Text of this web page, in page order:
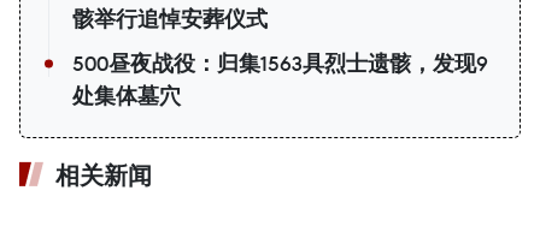
骸举行追悼安葬仪式
500昼夜战役：归集1563具烈士遗骸，发现9
处集体墓穴
相关新闻